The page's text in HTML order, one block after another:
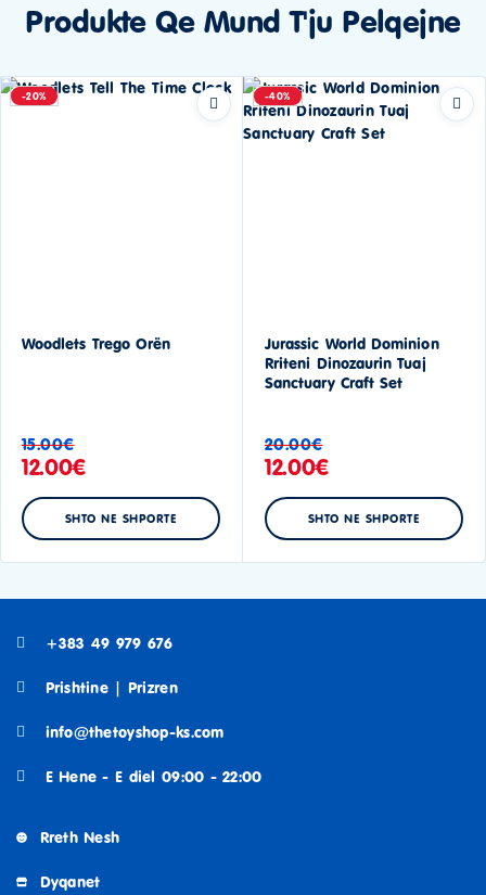
Produkte Qe Mund T'ju Pelqejne
-20%
Woodlets Trego Orën
15.00€
12.00€
SHTO NE SHPORTE
-40%
Jurassic World Dominion
Rriteni Dinozaurin Tuaj
Sanctuary Craft Set
20.00€
12.00€
SHTO NE SHPORTE
+383 49 979 676
Prishtine | Prizren
info@thetoyshop-ks.com
E Hene - E diel 09:00 - 22:00
Rreth Nesh
Dyqanet